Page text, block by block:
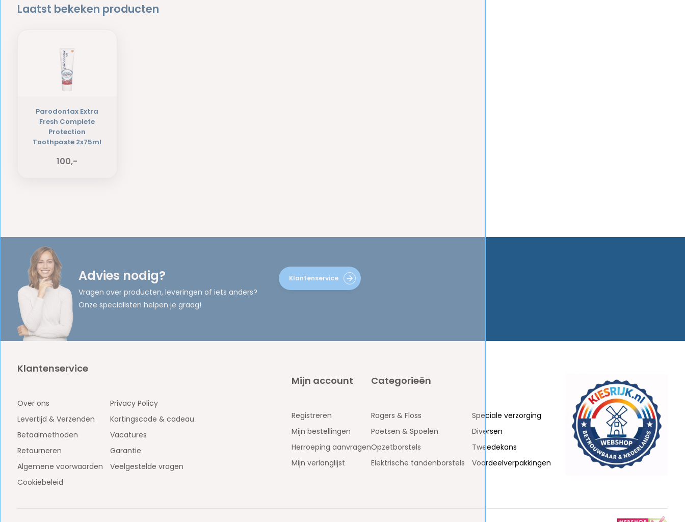
Laatst bekeken producten
Parodontax Extra
Fresh Complete
Protection
Toothpaste 2x75ml
100,-
Advies nodig?
Vragen over producten, leveringen of iets anders?
Onze specialisten helpen je graag!
Klantenservice
Klantenservice
Over ons
Levertijd & Verzenden
Betaalmethoden
Retourneren
Algemene voorwaarden
Cookiebeleid
Privacy Policy
Kortingscode & cadeau
Vacatures
Garantie
Veelgestelde vragen
Mijn account
Registreren
Mijn bestellingen
Herroeping aanvragen
Mijn verlanglijst
Categorieën
Ragers & Floss
Poetsen & Spoelen
Opzetborstels
Elektrische tandenborstels
Speciale verzorging
Diversen
Tweedekans
Voordeelverpakkingen